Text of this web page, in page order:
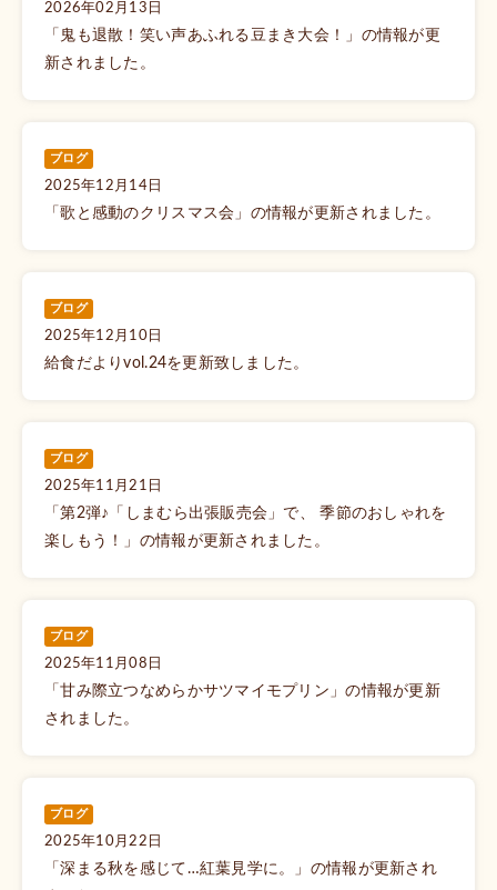
2026年02月13日
「鬼も退散！笑い声あふれる豆まき大会！」の情報が更
新されました。
ブログ
2025年12月14日
「歌と感動のクリスマス会」の情報が更新されました。
ブログ
2025年12月10日
給食だよりvol.24を更新致しました。
ブログ
2025年11月21日
「第2弾♪「しまむら出張販売会」で、 季節のおしゃれを
楽しもう！」の情報が更新されました。
ブログ
2025年11月08日
「甘み際立つなめらかサツマイモプリン」の情報が更新
されました。
ブログ
2025年10月22日
「深まる秋を感じて…紅葉見学に。」の情報が更新され